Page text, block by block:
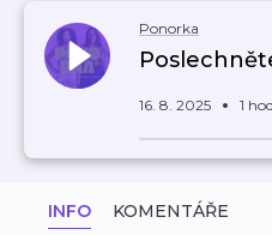
Ponorka
16. 8. 2025 1
INFO KOMENTÁŘE